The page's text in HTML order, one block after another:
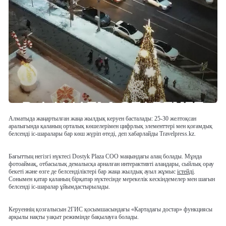
Алматыда жаңартылған жаңа жылдық керуен басталады: 25-30 желтоқсан
аралығында қаланың орталық көшелерімен цифрлық элементтері мен қоғамдық
белсенді іс-шаралары бар көш жүріп өтеді, деп хабарлайды Travelpress.kz.
Бағыттың негізгі нүктесі Dostyk Plaza СОО маңындағы алаң болады. Мұнда
фотоаймақ, отбасылық демалысқа арналған интерактивті алаңдары, сыйлық орау
бекеті және өзге де белсенділіктері бар жаңа жылдық ауыл жұмыс істейді.
Сонымен қатар қаланың бірқатар нүктесінде мерекелік кескіндемелер мен шағын
белсенді іс-шаралар ұйымдастырылады.
Керуеннің қозғалысын 2ГИС қосымшасындағы «Картадағы достар» функциясы
арқылы нақты уақыт режимінде бақылауға болады.